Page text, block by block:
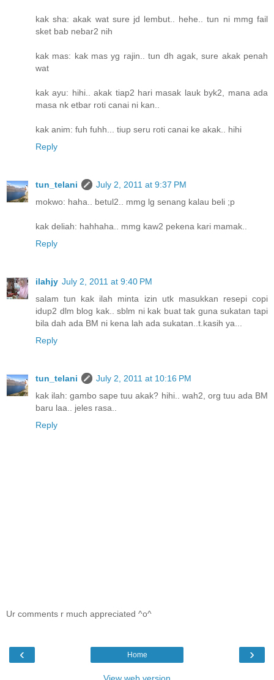
kak sha: akak wat sure jd lembut.. hehe.. tun ni mmg fail
sket bab nebar2 nih
kak mas: kak mas yg rajin.. tun dh agak, sure akak penah
wat
kak ayu: hihi.. akak tiap2 hari masak lauk byk2, mana ada
masa nk etbar roti canai ni kan..
kak anim: fuh fuhh... tiup seru roti canai ke akak.. hihi
Reply
tun_telani
July 2, 2011 at 9:37 PM
mokwo: haha.. betul2.. mmg lg senang kalau beli ;p
kak deliah: hahhaha.. mmg kaw2 pekena kari mamak..
Reply
ilahjy July 2, 2011 at 9:40 PM
salam tun kak ilah minta izin utk masukkan resepi copi
idup2 dlm blog kak.. sblm ni kak buat tak guna sukatan tapi
bila dah ada BM ni kena lah ada sukatan..t.kasih ya...
Reply
tun_telani
July 2, 2011 at 10:16 PM
kak ilah: gambo sape tuu akak? hihi.. wah2, org tuu ada BM
baru laa.. jeles rasa..
Reply
Ur comments r much appreciated ^o^
‹ ›
Home